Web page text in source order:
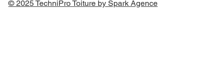
© 2025 TechniPro Toiture by Spark Agence